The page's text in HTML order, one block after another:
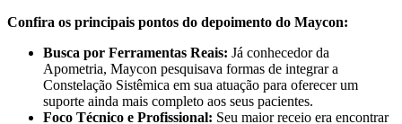
Confira os principais pontos do depoimento do Maycon:
Busca por Ferramentas Reais: Já conhecedor da
Apometria, Maycon pesquisava formas de integrar a
Constelação Sistêmica em sua atuação para oferecer um
suporte ainda mais completo aos seus pacientes.
Foco Técnico e Profissional: Seu maior receio era encontrar